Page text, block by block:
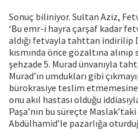
Sonuç biliniyor. Sultan Aziz,
‘Bu emr-i hayra çarşaf kadar
aldığı fetvayla tahttan indirilip
kısmında önce gözaltına
şehzade 5. Murad ünvanıyla
Murad’ın umdukları gibi
bürokrasiye teslim
onu akıl hastası olduğu
Paşa’nın bu süreçte
Abdülhamid’le pazarlığa